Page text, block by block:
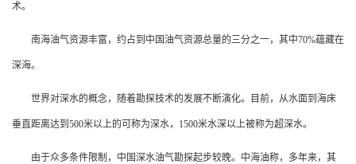
术。
南海油气资源丰富，约占到中国油气资源总量的三分之一，其中70%蕴藏在
深海。
世界对深水的概念，随着勘探技术的发展不断演化。目前，从水面到海床
垂直距离达到500米以上的可称为深水，1500米水深以上被称为超深水。
由于众多条件限制，中国深水油气勘探起步较晚。中海油称，多年来，其